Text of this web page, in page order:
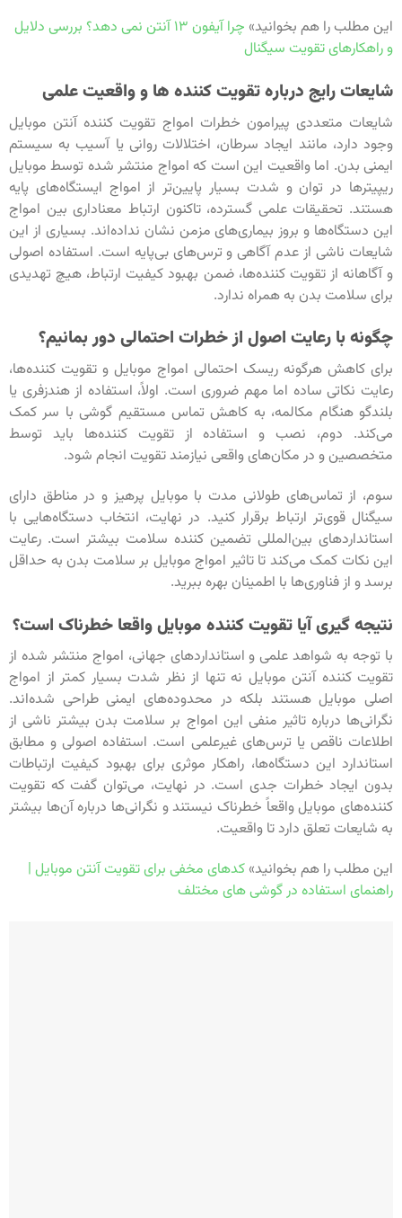
این مطلب را هم بخوانید»
چرا آیفون ۱۳ آنتن نمی دهد؟ بررسی دلایل
و راهکارهای تقویت سیگنال
شایعات رایج درباره تقویت کننده ها و واقعیت علمی
شایعات متعددی پیرامون خطرات امواج تقویت کننده آنتن موبایل
وجود دارد، مانند ایجاد سرطان، اختلالات روانی یا آسیب به سیستم
ایمنی بدن. اما واقعیت این است که امواج منتشر شده توسط موبایل
ریپیترها در توان و شدت بسیار پایین‌تر از امواج ایستگاه‌های پایه
هستند. تحقیقات علمی گسترده، تاکنون ارتباط معناداری بین امواج
این دستگاه‌ها و بروز بیماری‌های مزمن نشان نداده‌اند. بسیاری از این
شایعات ناشی از عدم آگاهی و ترس‌های بی‌پایه است. استفاده اصولی
و آگاهانه از تقویت کننده‌ها، ضمن بهبود کیفیت ارتباط، هیچ تهدیدی
برای سلامت بدن به همراه ندارد.
چگونه با رعایت اصول از خطرات احتمالی دور بمانیم؟
برای کاهش هرگونه ریسک احتمالی امواج موبایل و تقویت کننده‌ها،
رعایت نکاتی ساده اما مهم ضروری است. اولاً، استفاده از هندزفری یا
بلندگو هنگام مکالمه، به کاهش تماس مستقیم گوشی با سر کمک
می‌کند. دوم، نصب و استفاده از تقویت کننده‌ها باید توسط
متخصصین و در مکان‌های واقعی نیازمند تقویت انجام شود.
سوم، از تماس‌های طولانی مدت با موبایل پرهیز و در مناطق دارای
سیگنال قوی‌تر ارتباط برقرار کنید. در نهایت، انتخاب دستگاه‌هایی با
استانداردهای بین‌المللی تضمین کننده سلامت بیشتر است. رعایت
این نکات کمک می‌کند تا تاثیر امواج موبایل بر سلامت بدن به حداقل
برسد و از فناوری‌ها با اطمینان بهره ببرید.
نتیجه گیری آیا تقویت کننده موبایل واقعا خطرناک است؟
با توجه به شواهد علمی و استانداردهای جهانی، امواج منتشر شده از
تقویت کننده آنتن موبایل نه تنها از نظر شدت بسیار کمتر از امواج
اصلی موبایل هستند بلکه در محدوده‌های ایمنی طراحی شده‌اند.
نگرانی‌ها درباره تاثیر منفی این امواج بر سلامت بدن بیشتر ناشی از
اطلاعات ناقص یا ترس‌های غیرعلمی است. استفاده اصولی و مطابق
استاندارد این دستگاه‌ها، راهکار موثری برای بهبود کیفیت ارتباطات
بدون ایجاد خطرات جدی است. در نهایت، می‌توان گفت که تقویت
کننده‌های موبایل واقعاً خطرناک نیستند و نگرانی‌ها درباره آن‌ها بیشتر
به شایعات تعلق دارد تا واقعیت.
این مطلب را هم بخوانید» کدهای مخفی برای تقویت آنتن موبایل |
راهنمای استفاده در گوشی های مختلف